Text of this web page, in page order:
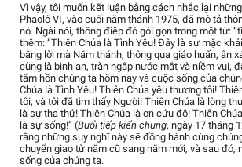
Vì vậy, tôi muốn kết luận bằng cách nhắc lại
Phaolô VI, vào cuối năm thánh 1975, đã mô tả
nó. Ngài nói, thông điệp đó gói gọn trong một từ:
thêm: “Thiên Chúa là Tình Yêu! Đây là sự mặc
bằng lời mà Năm thánh, thông qua giáo huấn, ân
cùng là bình an, tràn ngập nước mắt và niềm vui,
tâm hồn chúng ta hôm nay và cuộc sống của
Chúa là Tình Yêu! Thiên Chúa yêu thương tôi!
tôi, và tôi đã tìm thấy Người! Thiên Chúa là lòng
là sự tha thứ! Thiên Chúa là ơn cứu độ! Thiên
là sự sống!” (Buổi tiếp kiến chung, ngày 17 tháng
rằng những suy nghĩ này sẽ đồng hành cùng
chuyển giao từ năm cũ sang năm mới, và sau đó,
sống của chúng ta.